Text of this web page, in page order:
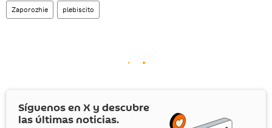
Zaporozhie plebiscito
Síguenos en X y descubre
las últimas noticias.